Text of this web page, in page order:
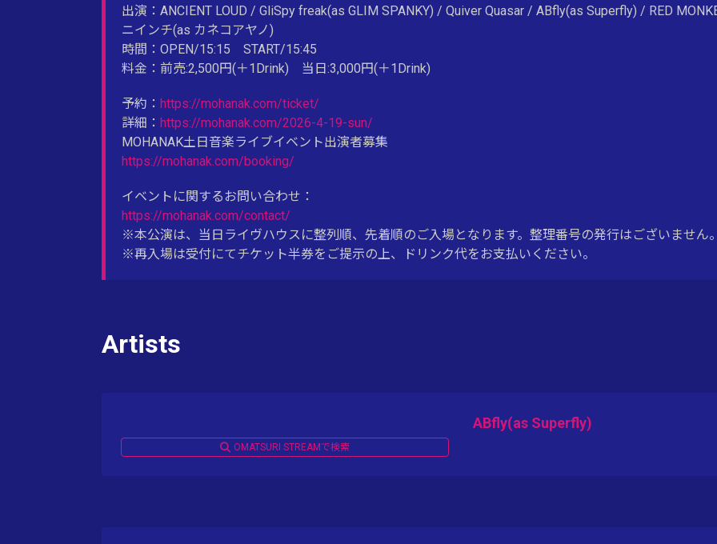
出演：ANCIENT LOUD / GliSpy freak(as GLIM SPANKY) / Quiver Quasar / ABfly(as Superfly) / RED
ニインチ(as カネコアヤノ)
時間：OPEN/15:15 START/15:45
料金：前売:2,500円(＋1Drink) 当日:3,000円(＋1Drink)
予約： https://mohanak.com/ticket/
詳細： https://mohanak.com/2026-4-19-sun/
MOHANAK土日音楽ライブイベント出演者募集
https://mohanak.com/booking/
イベントに関するお問い合わせ：
https://mohanak.com/contact/
※本公演は、当日ライヴハウスに整列順、先着順のご入場となります。整理番号の発行はございません
※再入場は受付にてチケット半券をご提示の上、ドリンク代をお支払いください。
Artists
OMATSURI STREAMで検索
ABfly(as Superfly)